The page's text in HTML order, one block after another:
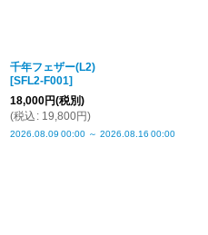
千年フェザー(L2)
[SFL2-F001]
18,000円(税別)
(税込 : 19,800円)
2026.08.09 00:00 ～ 2026.08.16 00:00